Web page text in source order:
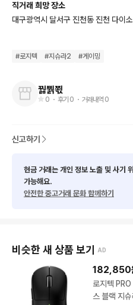
직거래 희망 장소
대구광역시 달서구 진천동 진천 다이
#로지텍 #지슈라2 #게이밍
꿣뿱쬓
0 ・ 후기 0 ・ 거래내역 0
신고하기
현금 거래는 개인 정보 노출 및 사기
가능해요.
안전한 중고거래 문화 함께하기
비슷한 새 상품 보기 AD
182,850
로지텍
스 블랙 지